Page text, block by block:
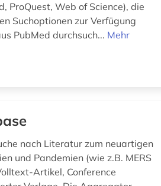
ProQuest, Web of Science), die
Suchoptionen zur Verfügung
PubMed durchsuch... Mehr
nach Literatur zum neuartigen
und Pandemien (wie z.B. MERS
Artikel, Conference